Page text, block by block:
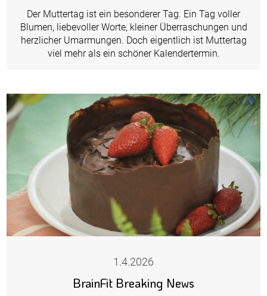
Der Muttertag ist ein besonderer Tag. Ein Tag voller
Blumen, liebevoller Worte, kleiner Überraschungen und
herzlicher Umarmungen. Doch eigentlich ist Muttertag
viel mehr als ein schöner Kalendertermin.
1.4.2026
BrainFit Breaking News